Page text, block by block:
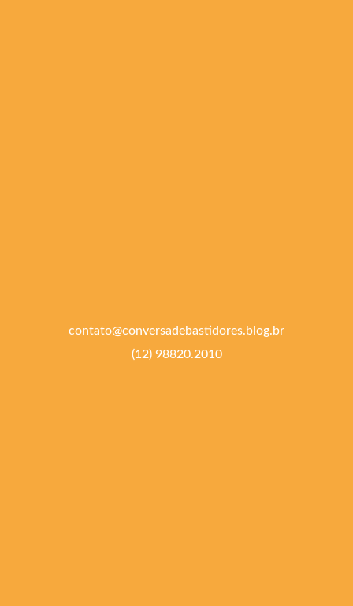
contato@conversadebastidores.blog.br
(12) 98820.2010